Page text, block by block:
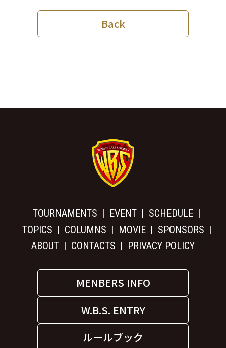
Back
TOURNAMENTS EVENT
SCHEDULE
TOPICS
COLUMNS MOVIE
SPONSORS
ABOUT
CONTACTS PRIVACY POLICY
MENBERS INFO
W.B.S. ENTRY
ルールブック